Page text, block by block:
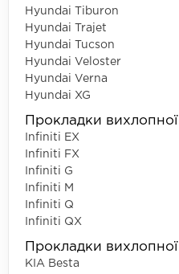
Hyundai Tiburon
Hyundai Trajet
Hyundai Tucson
Hyundai Veloster
Hyundai Verna
Hyundai XG
Прокладки
Infiniti EX
Infiniti FX
Infiniti G
Infiniti M
Infiniti Q
Infiniti QX
Прокладки
KIA Besta